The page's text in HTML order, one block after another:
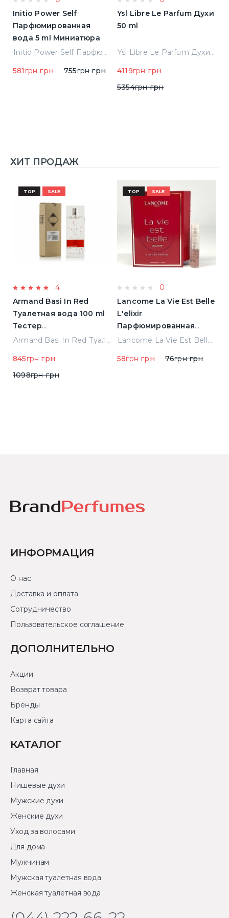
Initio Power Self
Парфюмированная
вода 5 ml Миниатюра
Initio Power Self Парфюмированная вода 5 ml Миниатюра
581 грн грн 755грнгрн
Ysl Libre Le Parfum Духи
50 ml
Ysl Libre Le Parfum Духи 50 ml
4119грн грн
5354грнгрн
ХИТ ПРОДАЖ
TOP SALE
4
Armand Basi In Red
Туалетная вода 100 ml
Тестер
(8427395947208)
Armand Basi In Red Туалетная вода 100 ml Тестер (8427395947208)
845грн грн
1098грнгрн
TOP SALE
0
Lancome La Vie Est Belle
L'elixir
Парфюмированная
вода 1.2 ml Пробник
Lancome La Vie Est Belle L'elixir Парфюмированная вода 1.2 ml Пробник
58грн грн 76грнгрн
ИНФОРМАЦИЯ
О нас
Доставка и оплата
Сотрудничество
Пользовательское соглашение
ДОПОЛНИТЕЛЬНО
Акции
Возврат товара
Бренды
Карта сайта
КАТАЛОГ
Главная
Нишевые духи
Мужские духи
Женские духи
Уход за волосами
Для дома
Мужчинам
Мужская туалетная вода
Женская туалетная вода